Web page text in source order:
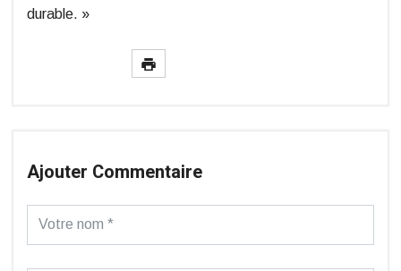
durable. »
Ajouter Commentaire